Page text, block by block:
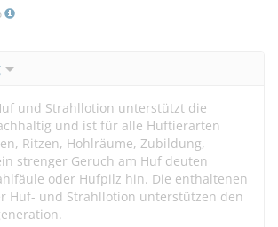
und Strahllotion unterstützt die
und ist für alle Huftierarten
Ritzen, Hohlräume, Zubildung,
strenger Geruch am Huf deuten
oder Hufpilz hin. Die enthaltenen
Huf- und Strahllotion unterstützen den